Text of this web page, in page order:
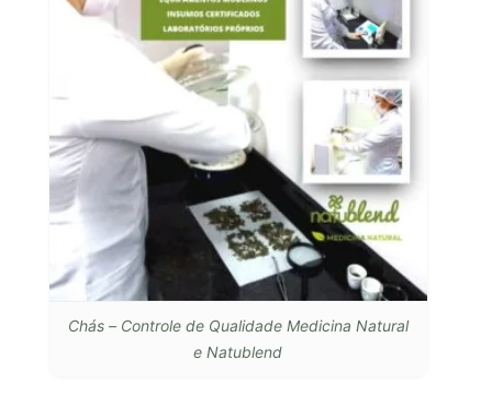
Chás – Controle de Qualidade Medicina Natural
e Natublend